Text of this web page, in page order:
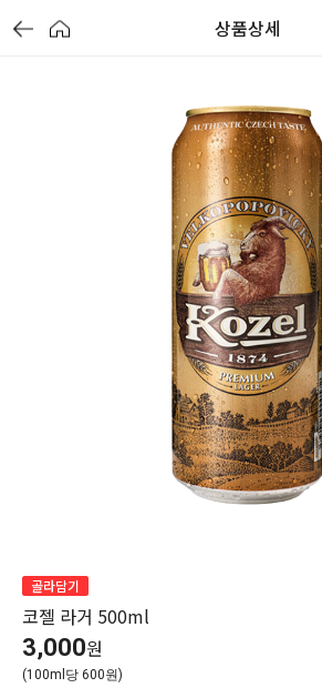
상품상세
골라담기
코젤 라거 500ml
3,000원
(100ml당 600원)
할
인
전
가
격
가
격
별
5
개
만
점
중